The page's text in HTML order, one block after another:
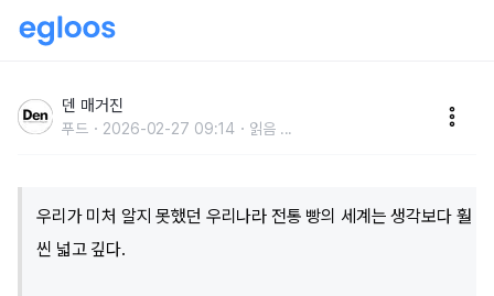
덴 매거진
푸드 2026-02-27 09:14 읽음 ...
우리가 미처 알지 못했던 우리나라 전통 빵의 세계는 생각보다 훨
씬 넓고 깊다.